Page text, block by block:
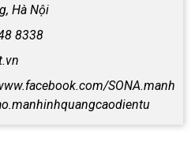
Hà Nội
8338
SONA.manh